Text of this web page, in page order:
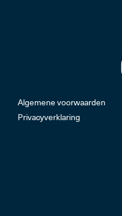
Algemene voorwaarden
Privacyverklaring